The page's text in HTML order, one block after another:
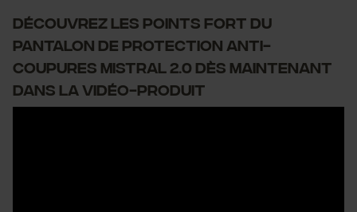
DÉCOUVREZ LES POINTS FORT DU
PANTALON DE PROTECTION ANTI-
COUPURES MISTRAL 2.0 DÈS MAINTENANT
DANS LA VIDÉO-PRODUIT